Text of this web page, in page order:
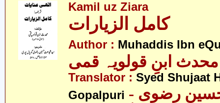
Kamil uz Ziara
کامل الزیارات
Author : Muhaddis Ibn
محدث ابنِ قولویہ قمی
Translator : Syed Shujaat
Gopalpuri - سید شجاعت حسین رضوی